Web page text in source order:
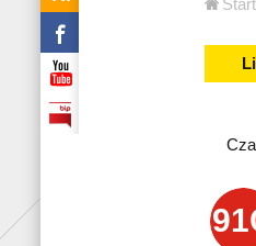
Start